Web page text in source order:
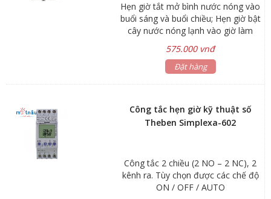
Hẹn giờ tắt mở bình nước nóng vào
buổi sáng và buổi chiều; Hẹn giờ bật
cây nước nóng lạnh vào giờ làm
việc và tắt khi hết giờ; Hẹn giờ bật
tắt đèn quảng cáo, đèn sân vườn,
đèn cổng...; Hẹn giờ bơm nước tưới
575.000 vnđ
Đặt hàng
Công tắc hẹn giờ kỹ thuật số
Theben Simplexa-602
Công tắc 2 chiều (2 NO – 2 NC), 2
kênh ra. Tùy chọn được các chế độ
ON / OFF / AUTO